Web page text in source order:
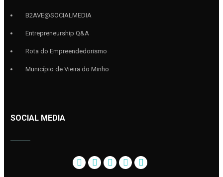
B2AVE@SOCIALMEDIA
Entrepreneurship Q&A
Rota do Empreendedorismo
Município de Vieira do Minho
SOCIAL MEDIA